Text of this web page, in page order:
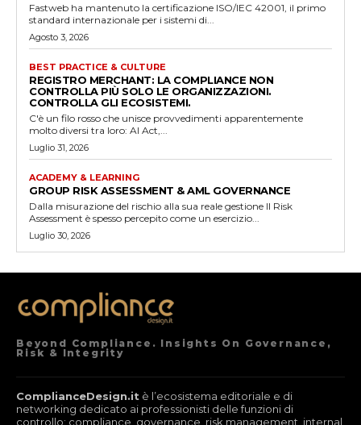
Fastweb ha mantenuto la certificazione ISO/IEC 42001, il primo
standard internazionale per i sistemi di...
Agosto 3, 2026
BEST PRACTICE & CULTURE
REGISTRO MERCHANT: LA COMPLIANCE NON
CONTROLLA PIÙ SOLO LE ORGANIZZAZIONI.
CONTROLLA GLI ECOSISTEMI.
C'è un filo rosso che unisce provvedimenti apparentemente
molto diversi tra loro: AI Act,...
Luglio 31, 2026
ACADEMY & LEARNING
GROUP RISK ASSESSMENT & AML GOVERNANCE
Dalla misurazione del rischio alla sua reale gestione Il Risk
Assessment è spesso percepito come un esercizio...
Luglio 30, 2026
Beyond Compliance. Insights On Governance,
Risk & Integrity
ComplianceDesign.it è l’ecosistema editoriale e di
networking dedicato ai professionisti delle funzioni di
controllo: compliance, governance, risk management, internal